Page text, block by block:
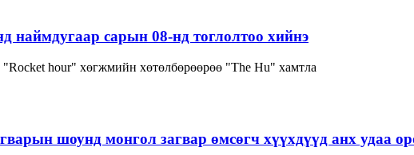
наймдугаар сарын 08-нд тоглолтоо хийнэ
hour" хөгжмийн хөтөлбөрөөрөө "The Hu" хамтла
шоунд монгол загвар өмсөгч хүүхдүүд анх удаа